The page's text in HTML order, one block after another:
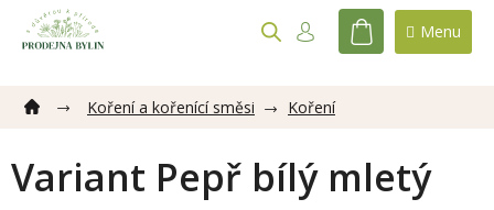
obsah
NÁKUPNÍ
Koření a kořenící směsi Koření
Variant Pepř bílý mletý